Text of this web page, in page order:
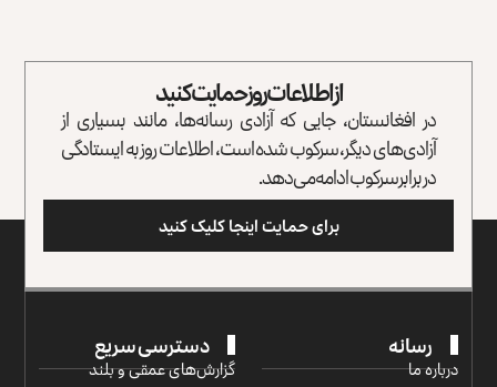
از اطلاعات روز حمایت کنید
در افغانستان، جایی که آزادی رسانه‌ها، مانند بسیاری از
آزادی‌های دیگر، سرکوب شده است، اطلاعات روز به ایستادگی
در برابر سرکوب ادامه می‌دهد.
برای حمایت اینجا کلیک کنید
رسانه
درباره ما
دسترسی سریع
گزارش‌‌های عمقی و بلند